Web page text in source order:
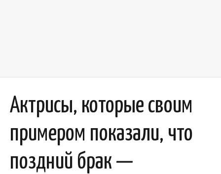
Актрисы, которые своим
примером показали, что
поздний брак —